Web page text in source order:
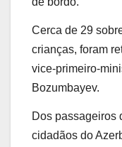
Cerca de 29
crianças, foram
vice-primeiro-
Bozumbayev.
Dos passageiros
cidadãos do